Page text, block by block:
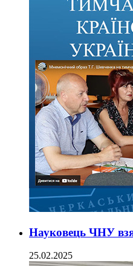
Науковець ЧНУ
25.02.2025